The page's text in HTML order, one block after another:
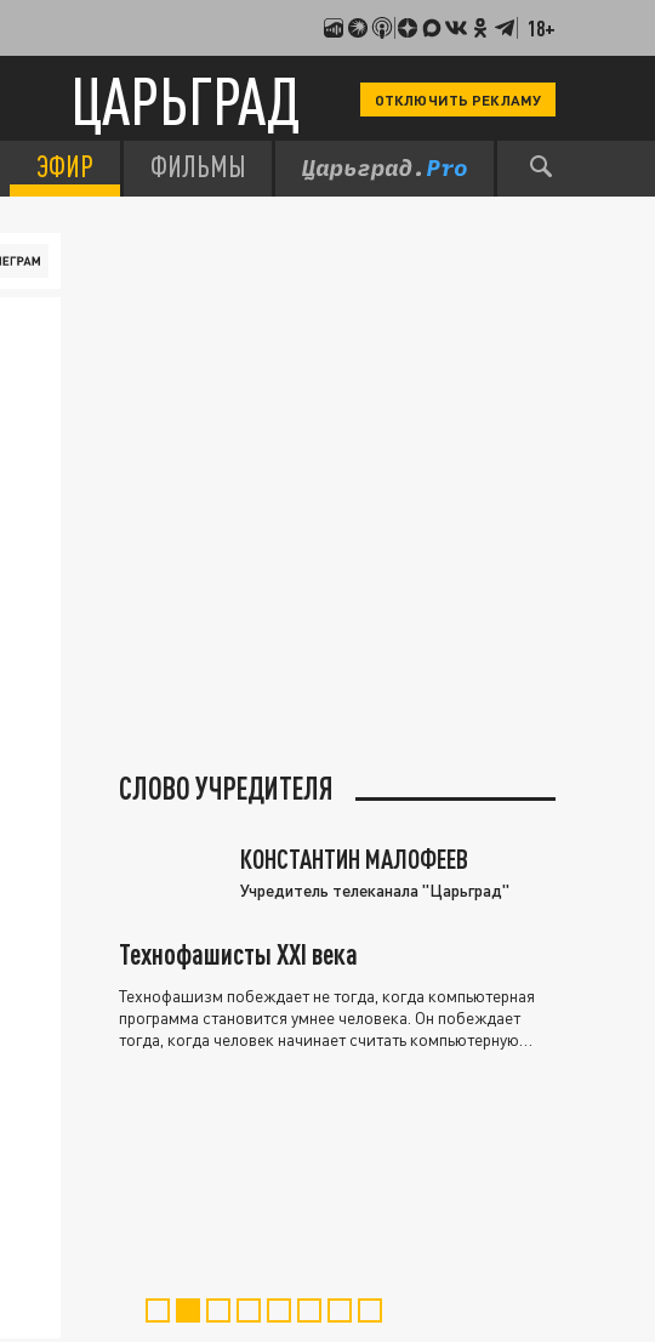
18+
ЦАРЬГРАД ОТКЛЮЧИТЬ РЕКЛАМУ
ЭФИР ФИЛЬМЫ
СЛОВО УЧРЕДИТЕЛЯ
КОНСТАНТИН МАЛОФЕЕВ
Учредитель телеканала "Царьград"
Технофашисты XXI века
Технофашизм побеждает не тогда, когда компьютерная
программа становится умнее человека. Он побеждает
тогда, когда человек начинает считать компьютерную